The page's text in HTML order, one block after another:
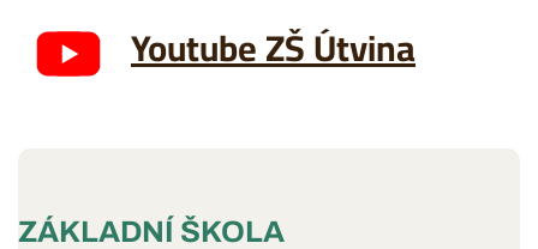
Youtube ZŠ Útvina
ZÁKLADNÍ ŠKOLA